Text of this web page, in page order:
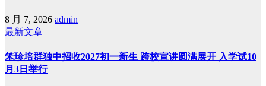
8 月 7, 2026 admin
最新文章
笨珍培群独中招收2027初一新生 跨校宣讲圆满展开 入学试10
月3日举行